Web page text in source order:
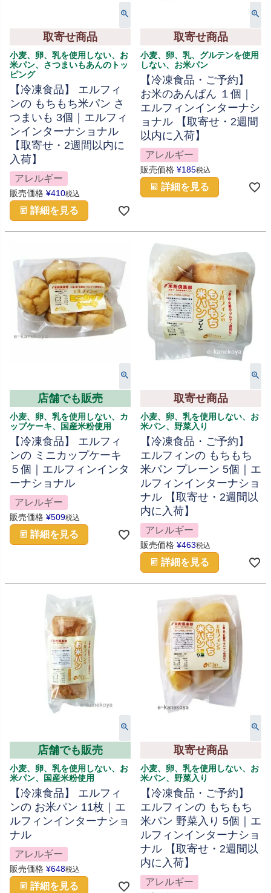
取寄せ商品
小麦、卵、乳を使用しない、お
米パン、さつまいもあんのトッ
ピング
【冷凍食品】 エルフィ
ンの もちもち米パン さ
つまいも 3個｜エルフィ
ンインターナショナル
【取寄せ・2週間以内に
入荷】
アレルギー
販売価格 ¥410税込
詳細を見る
取寄せ商品
小麦、卵、乳、グルテンを使用
しない、お米パン
【冷凍食品・ご予約】
お米のあんぱん １個｜
エルフィンインターナシ
ョナル 【取寄せ・2週間
以内に入荷】
アレルギー
販売価格 ¥185税込
詳細を見る
店舗でも販売
小麦、卵、乳を使用しない、カ
ップケーキ、国産米粉使用
【冷凍食品】 エルフィ
ンの ミニカップケーキ
５個｜エルフィンインタ
ーナショナル
アレルギー
販売価格 ¥509税込
詳細を見る
取寄せ商品
小麦、卵、乳を使用しない、お
米パン、野菜入り
【冷凍食品・ご予約】
エルフィンの もちもち
米パン プレーン 5個｜エ
ルフィンインターナショ
ナル 【取寄せ・2週間以
内に入荷】
アレルギー
販売価格 ¥463税込
詳細を見る
店舗でも販売
小麦、卵、乳を使用しない、お
米パン、国産米粉使用
【冷凍食品】 エルフィ
ンの お米パン 11枚｜エ
ルフィンインターナショ
ナル
アレルギー
販売価格 ¥648税込
詳細を見る
取寄せ商品
小麦、卵、乳を使用しない、お
米パン、野菜入り
【冷凍食品・ご予約】
エルフィンの もちもち
米パン 野菜入り 5個｜エ
ルフィンインターナショ
ナル 【取寄せ・2週間以
内に入荷】
アレルギー